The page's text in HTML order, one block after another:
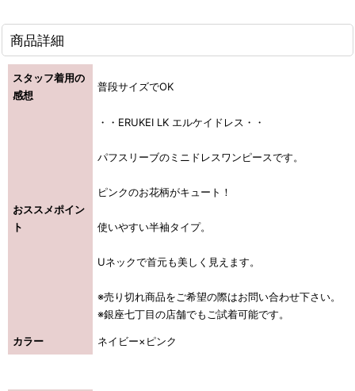
商品詳細
スタッフ着用の
感想
普段サイズでOK
おススメポイン
ト
・・ERUKEI LK エルケイドレス・・
パフスリーブのミニドレスワンピースです。
ピンクのお花柄がキュート！
使いやすい半袖タイプ。
Uネックで首元も美しく見えます。
※売り切れ商品をご希望の際はお問い合わせ下さい。
※銀座七丁目の店舗でもご試着可能です。
カラー ネイビー×ピンク